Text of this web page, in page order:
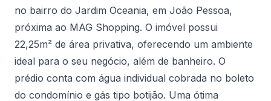
no bairro do Jardim Oceania, em João Pessoa,
próxima ao MAG Shopping. O imóvel possui
22,25m² de área privativa, oferecendo um ambiente
ideal para o seu negócio, além de banheiro. O
prédio conta com água individual cobrada no boleto
do condomínio e gás tipo botijão. Uma ótima